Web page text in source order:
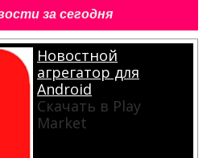
за сегодня
Новостной
агрегатор для
Android
Скачать в Play
Market